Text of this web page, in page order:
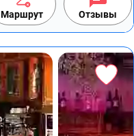
Маршрут Отзывы